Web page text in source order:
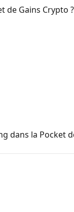
de Gains Crypto ?
dans la Pocket